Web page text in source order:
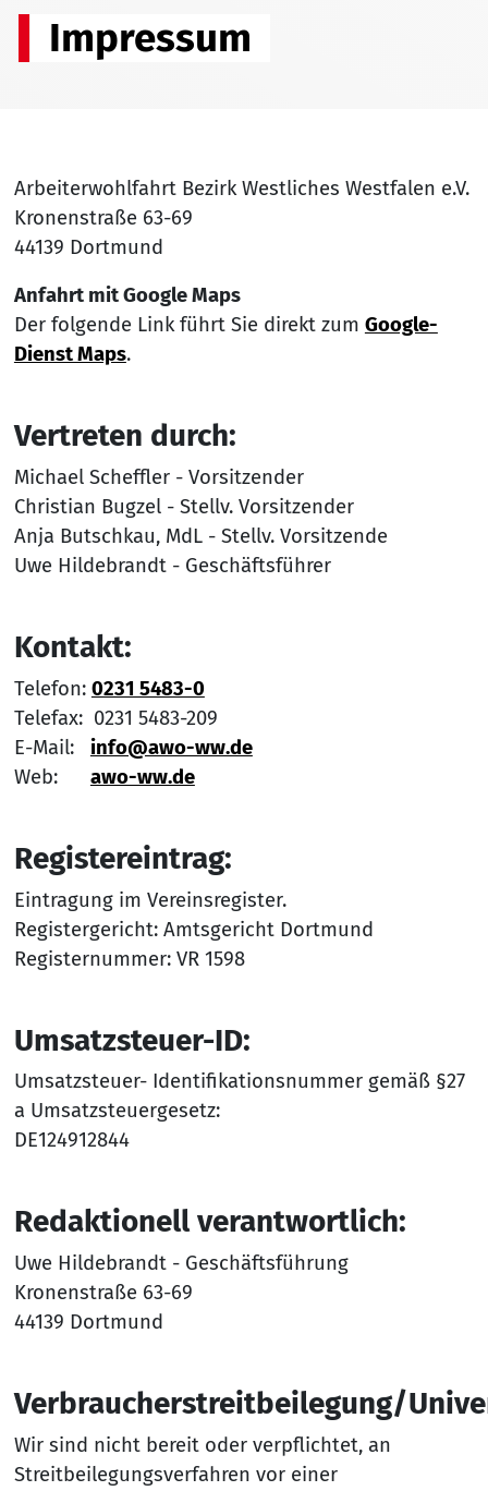
Impressum
Arbeiterwohlfahrt Bezirk Westliches Westfalen e.V.
Kronenstraße 63-69
44139 Dortmund
Anfahrt mit Google Maps
Der folgende Link führt Sie direkt zum Google-
Dienst Maps.
Vertreten durch:
Michael Scheffler - Vorsitzender
Christian Bugzel - Stellv. Vorsitzender
Anja Butschkau, MdL - Stellv. Vorsitzende
Uwe Hildebrandt - Geschäftsführer
Kontakt:
Telefon: 0231 5483-0
Telefax: 0231 5483-209
E-Mail: info@awo-ww.de
Web: awo-ww.de
Registereintrag:
Eintragung im Vereinsregister.
Registergericht: Amtsgericht Dortmund
Registernummer: VR 1598
Umsatzsteuer-ID:
Umsatzsteuer- Identifikationsnummer gemäß §27
a Umsatzsteuergesetz:
DE124912844
Redaktionell verantwortlich:
Uwe Hildebrandt - Geschäftsführung
Kronenstraße 63-69
44139 Dortmund
Verbraucherstreitbeilegung/
Wir sind nicht bereit oder verpflichtet, an
Streitbeilegungsverfahren vor einer